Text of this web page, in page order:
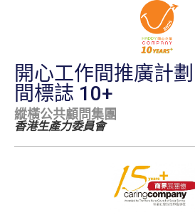
開心工作間推廣計
間標誌 10+
縱橫公共顧問集團
香港生產力委員會